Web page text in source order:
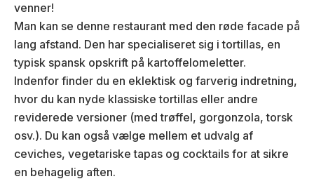
venner!
Man kan se denne restaurant med den røde facade på
lang afstand. Den har specialiseret sig i tortillas, en
typisk spansk opskrift på kartoffelomeletter.
Indenfor finder du en eklektisk og farverig indretning,
hvor du kan nyde klassiske tortillas eller andre
reviderede versioner (med trøffel, gorgonzola, torsk
osv.). Du kan også vælge mellem et udvalg af
ceviches, vegetariske tapas og cocktails for at sikre
en behagelig aften.